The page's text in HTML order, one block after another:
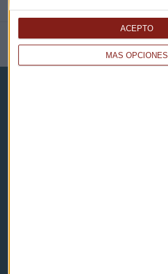
MÁS OPCIONES
ACEPTO
NOTICIAS RELACIONADAS